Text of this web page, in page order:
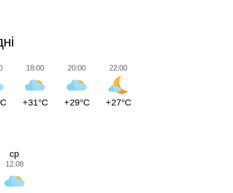
18:00
+31°C
20:00
+29°C
22:00
+27°C
ср
12.08